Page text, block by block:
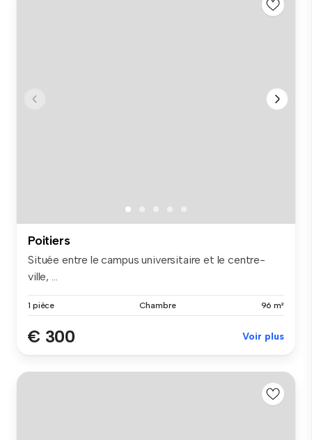
Poitiers
Située entre le campus universitaire et le centre-
ville, ...
1 pièce Chambre 96 m²
€ 300 Voir plus